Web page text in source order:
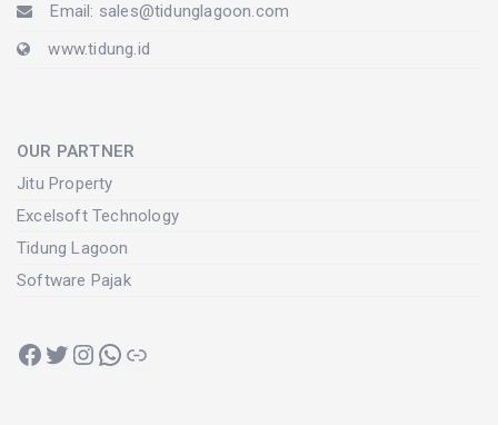
Email: sales@tidunglagoon.com
www.tidung.id
OUR PARTNER
Jitu Property
Excelsoft Technology
Tidung Lagoon
Software Pajak
Facebook
Twitter
Instagram
WhatsApp
Link